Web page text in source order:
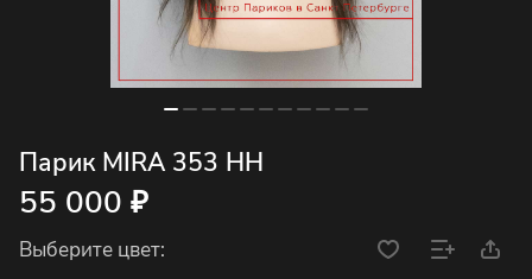
Парик MIRA 353 HH
55 000 ₽
Выберите цвет: